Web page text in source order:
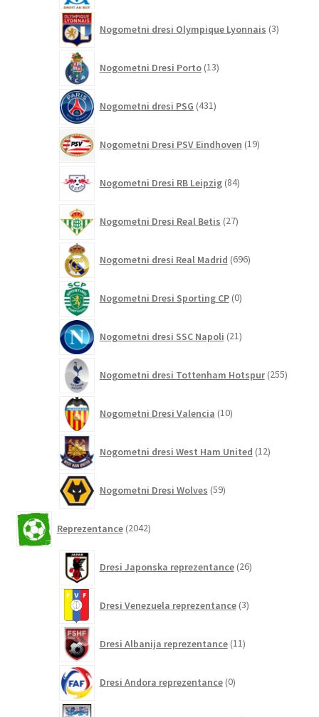
Nogometni dresi Olympique Lyonnais 3izdelki
Nogometni Dresi Porto 13izdelkov
Nogometni dresi PSG 431izdelkov
Nogometni Dresi PSV Eindhoven 19izdelkov
Nogometni Dresi RB Leipzig 84izdelkov
Nogometni Dresi Real Betis 27izdelkov
Nogometni dresi Real Madrid 696izdelkov
Nogometni Dresi Sporting CP 0izdelkov
Nogometni dresi SSC Napoli 21izdelkov
Nogometni dresi Tottenham Hotspur 255
Nogometni Dresi Valencia 10izdelkov
Nogometni dresi West Ham United 12izdelkov
Nogometni Dresi Wolves 59izdelkov
Reprezentance 2042izdelkov
Dresi Japonska reprezentance 26izdelkov
Dresi Venezuela reprezentance 3izdelki
Dresi Albanija reprezentance 11izdelkov
Dresi Andora reprezentance 0izdelkov